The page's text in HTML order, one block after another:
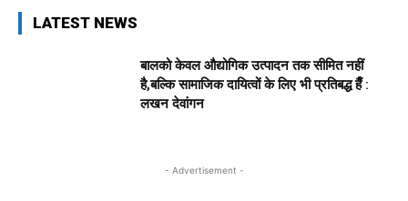
LATEST NEWS
बालको केवल औद्योगिक उत्पादन तक सीमित नहीं
है,बल्कि सामाजिक दायित्वों के लिए भी प्रतिबद्ध हैँ :
लखन देवांगन
- Advertisement -